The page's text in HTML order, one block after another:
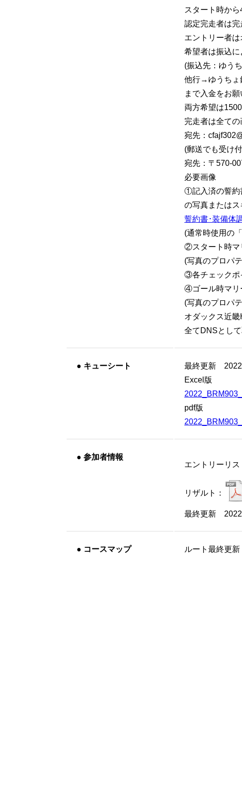
スタート時か
認定完走者は完
エントリー者
希望者は振込に
(振込先：ゆう
他行→ゆうち
まで入金をお
両方希望は
完走者は全て
宛先：
(郵送でも受け
宛先：〒570-
必要画像
①記入済の誓約
の写真またはス
誓約書･装備体
(通常時使用の
②スタート時マ
(写真のプロパ
③各チェックポ
④ゴール時マリ
(写真のプロパ
オダックス近
全てDNSとして
● キューシート
最終更新
Excel版
pdf版
● 参加者情報
エントリーリス
リザルト：
最終更新
● コースマップ ルート最終更